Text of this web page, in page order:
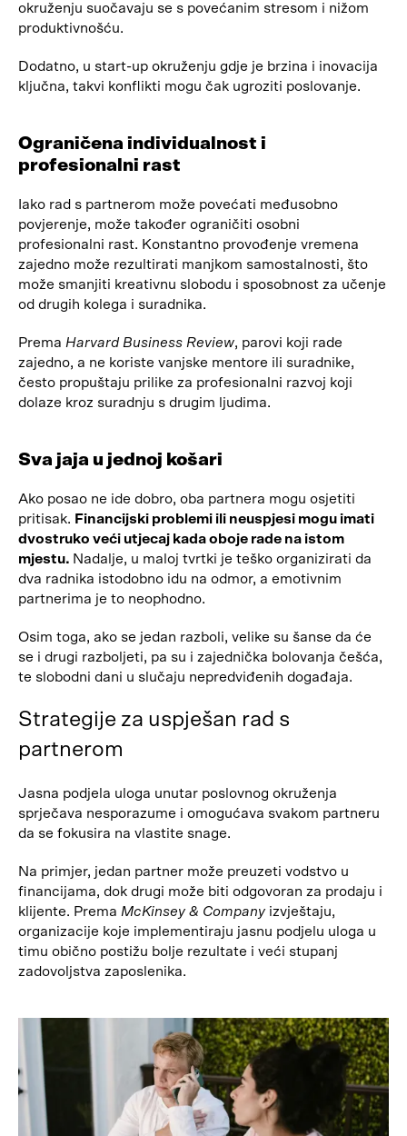
okruženju suočavaju se s povećanim stresom i nižom
produktivnošću.
Dodatno, u start-up okruženju gdje je brzina i inovacija
ključna, takvi konflikti mogu čak ugroziti poslovanje.
Ograničena individualnost i
profesionalni rast
Iako rad s partnerom može povećati međusobno
povjerenje, može također ograničiti osobni
profesionalni rast. Konstantno provođenje vremena
zajedno može rezultirati manjkom samostalnosti, što
može smanjiti kreativnu slobodu i sposobnost za učenje
od drugih kolega i suradnika.
Prema Harvard Business Review, parovi koji rade
zajedno, a ne koriste vanjske mentore ili suradnike,
često propuštaju prilike za profesionalni razvoj koji
dolaze kroz suradnju s drugim ljudima.
Sva jaja u jednoj košari
Ako posao ne ide dobro, oba partnera mogu osjetiti
pritisak. Financijski problemi ili neuspjesi mogu imati
dvostruko veći utjecaj kada oboje rade na istom
mjestu. Nadalje, u maloj tvrtki je teško organizirati da
dva radnika istodobno idu na odmor, a emotivnim
partnerima je to neophodno.
Osim toga, ako se jedan razboli, velike su šanse da će
se i drugi razboljeti, pa su i zajednička bolovanja češća,
te slobodni dani u slučaju nepredviđenih događaja.
Strategije za uspješan rad s
partnerom
Jasna podjela uloga unutar poslovnog okruženja
sprječava nesporazume i omogućava svakom partneru
da se fokusira na vlastite snage.
Na primjer, jedan partner može preuzeti vodstvo u
financijama, dok drugi može biti odgovoran za prodaju i
klijente. Prema McKinsey & Company izvještaju,
organizacije koje implementiraju jasnu podjelu uloga u
timu obično postižu bolje rezultate i veći stupanj
zadovoljstva zaposlenika.